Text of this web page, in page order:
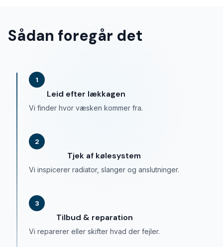
Sådan foregår det
1
Leid efter lækkagen
Vi finder hvor væsken kommer fra.
2
Tjek af kølesystem
Vi inspicerer radiator, slanger og anslutninger.
3
Tilbud & reparation
Vi reparerer eller skifter hvad der fejler.